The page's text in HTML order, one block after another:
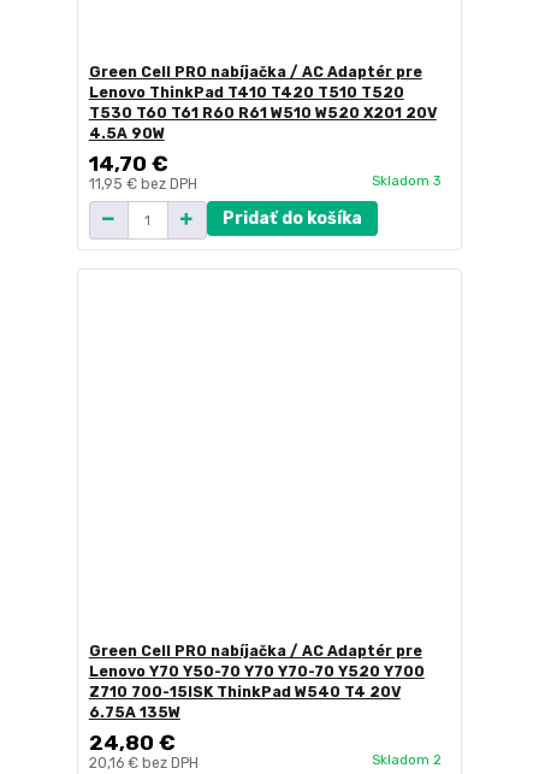
Green Cell PRO nabíjačka / AC Adaptér pre
Lenovo ThinkPad T410 T420 T510 T520
T530 T60 T61 R60 R61 W510 W520 X201 20V
4.5A 90W
14,70 €
11,95 € bez DPH Skladom 3
Pridať do košíka
Green Cell PRO nabíjačka / AC Adaptér pre
Lenovo Y70 Y50-70 Y70 Y70-70 Y520 Y700
Z710 700-15ISK ThinkPad W540 T4 20V
6.75A 135W
24,80 €
20,16 € bez DPH Skladom 2